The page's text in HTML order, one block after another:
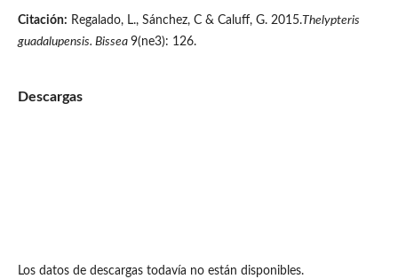
Citación: Regalado, L., Sánchez, C & Caluff, G. 2015.Thelypteris
guadalupensis. Bissea 9(ne3): 126.
Descargas
Los datos de descargas todavía no están disponibles.